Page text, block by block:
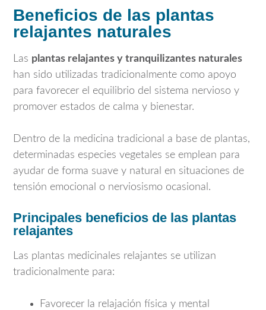
Beneficios de las plantas
relajantes naturales
Las plantas relajantes y tranquilizantes naturales
han sido utilizadas tradicionalmente como apoyo
para favorecer el equilibrio del sistema nervioso y
promover estados de calma y bienestar.
Dentro de la medicina tradicional a base de plantas,
determinadas especies vegetales se emplean para
ayudar de forma suave y natural en situaciones de
tensión emocional o nerviosismo ocasional.
Principales beneficios de las plantas
relajantes
Las plantas medicinales relajantes se utilizan
tradicionalmente para:
Favorecer la relajación física y mental